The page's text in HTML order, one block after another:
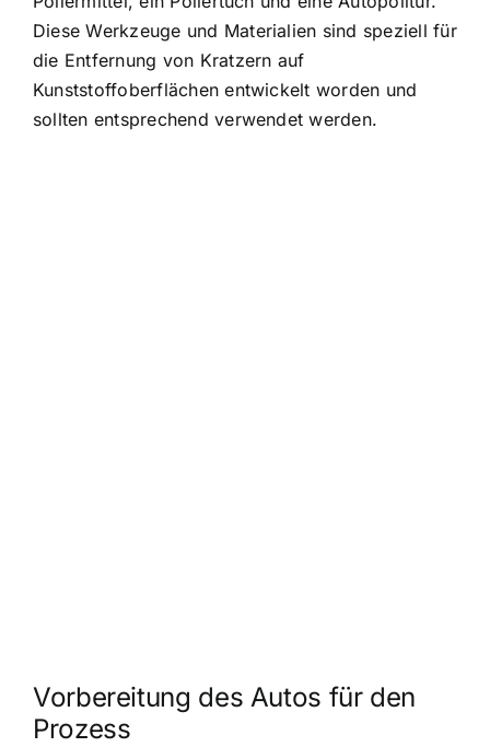
Diese Werkzeuge und Materialien sind speziell für
die Entfernung von Kratzern auf
Kunststoffoberflächen entwickelt worden und
sollten entsprechend verwendet werden.
Vorbereitung des Autos für den
Prozess